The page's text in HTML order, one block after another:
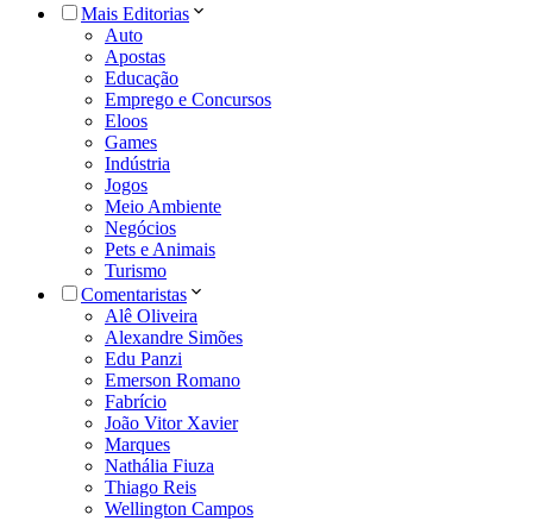
Mais Editorias
Auto
Apostas
Educação
Emprego e Concursos
Eloos
Games
Indústria
Jogos
Meio Ambiente
Negócios
Pets e Animais
Turismo
Comentaristas
Alê Oliveira
Alexandre Simões
Edu Panzi
Emerson Romano
Fabrício
João Vitor Xavier
Marques
Nathália Fiuza
Thiago Reis
Wellington Campos